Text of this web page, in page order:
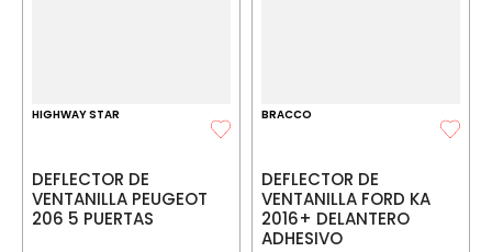
HIGHWAY STAR
DEFLECTOR DE
VENTANILLA PEUGEOT
206 5 PUERTAS
BRACCO
DEFLECTOR DE
VENTANILLA FORD KA
2016+ DELANTERO
ADHESIVO